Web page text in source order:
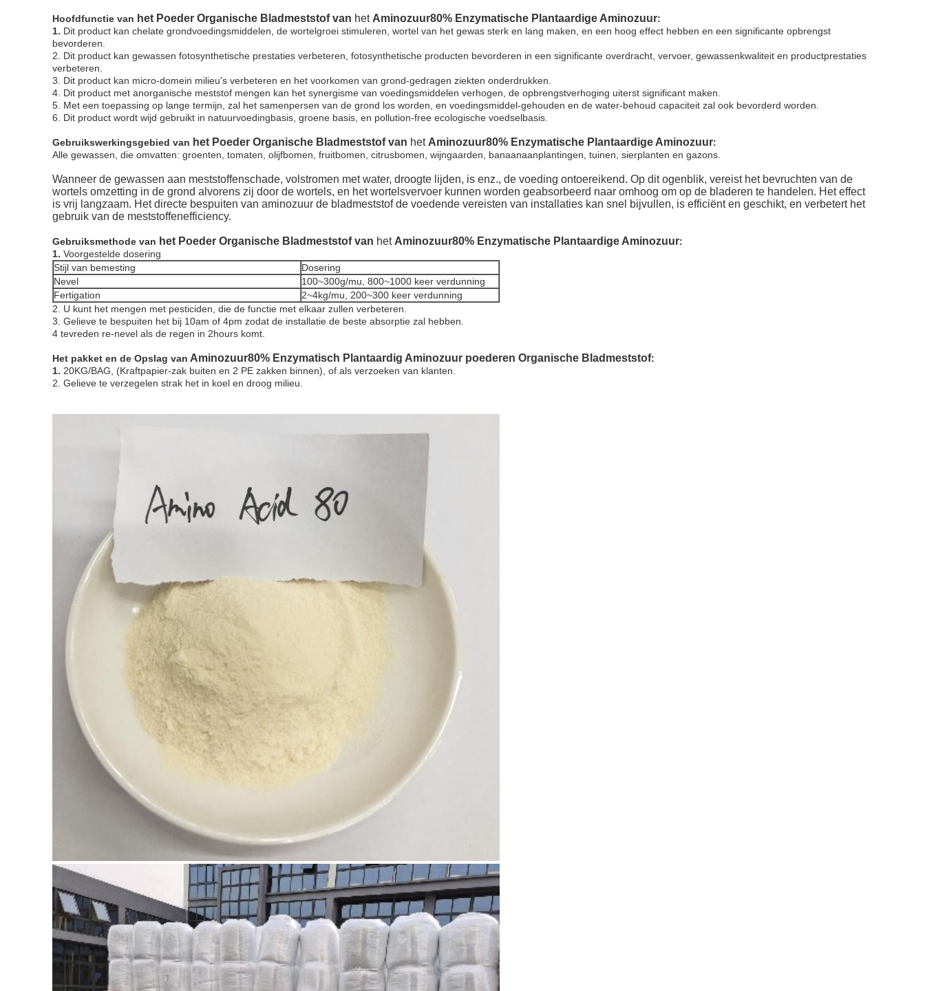
Hoofdfunctie van het Poeder Organische Bladmeststof van het Aminozuur80% Enzymatische Plantaardige Aminozuur:
1. Dit product kan chelate grondvoedingsmiddelen, de wortelgroei stimuleren, wortel van het gewas sterk en lang maken, en een hoog effect hebben en een significante opbrengst
bevorderen.
2. Dit product kan gewassen fotosynthetische prestaties verbeteren, fotosynthetische producten bevorderen in een significante overdracht, vervoer, gewassenkwaliteit en productprestaties
verbeteren.
3. Dit product kan micro-domein milieu's verbeteren en het voorkomen van grond-gedragen ziekten onderdrukken.
4. Dit product met anorganische meststof mengen kan het synergisme van voedingsmiddelen verhogen, de opbrengstverhoging uiterst significant maken.
5. Met een toepassing op lange termijn, zal het samenpersen van de grond los worden, en voedingsmiddel-gehouden en de water-behoud capaciteit zal ook bevorderd worden.
6. Dit product wordt wijd gebruikt in natuurvoedingbasis, groene basis, en pollution-free ecologische voedselbasis.
Gebruikswerkingsgebied van het Poeder Organische Bladmeststof van het Aminozuur80% Enzymatische Plantaardige Aminozuur:
Alle gewassen, die omvatten: groenten, tomaten, olijfbomen, fruitbomen, citrusbomen, wijngaarden, banaanaanplantingen, tuinen, sierplanten en gazons.
Wanneer de gewassen aan meststoffenschade, volstromen met water, droogte lijden, is enz., de voeding ontoereikend. Op dit ogenblik, vereist het bevruchten van de
wortels omzetting in de grond alvorens zij door de wortels, en het wortelsvervoer kunnen worden geabsorbeerd naar omhoog om op de bladeren te handelen. Het effect
is vrij langzaam. Het directe bespuiten van aminozuur de bladmeststof de voedende vereisten van installaties kan snel bijvullen, is efficiënt en geschikt, en verbetert het
gebruik van de meststoffenefficiency.
Gebruiksmethode van het Poeder Organische Bladmeststof van het Aminozuur80% Enzymatische Plantaardige Aminozuur:
1. Voorgestelde dosering
Stijl van bemesting
Dosering
Nevel
100~300g/mu, 800~1000 keer verdunning
Fertigation
2~4kg/mu, 200~300 keer verdunning
2. U kunt het mengen met pesticiden, die de functie met elkaar zullen verbeteren.
3. Gelieve te bespuiten het bij 10am of 4pm zodat de installatie de beste absorptie zal hebben.
4 tevreden re-nevel als de regen in 2hours komt.
Het pakket en de Opslag van Aminozuur80% Enzymatisch Plantaardig Aminozuur poederen Organische Bladmeststof:
1. 20KG/BAG, (Kraftpapier-zak buiten en 2 PE zakken binnen), of als verzoeken van klanten.
2. Gelieve te verzegelen strak het in koel en droog milieu.